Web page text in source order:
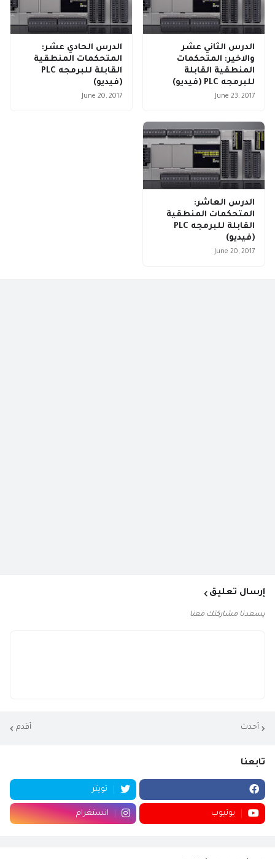
الدرس الثاني عشر
والاخير: المتحكمات
المنطقية القابلة
للبرمجه PLC (فيديو)
June 23, 2017
الدرس الحادي عشر:
المتحكمات المنطقية
القابلة للبرمجه PLC
(فيديو)
June 20, 2017
الدرس العاشر:
المتحكمات المنطقية
القابلة للبرمجه PLC
(فيديو)
June 20, 2017
إرسال تعليق
يسعدنا مشاركتك معنا
أحدث أقدم
تابعنا
تويتر
يوتيوب انستغرام